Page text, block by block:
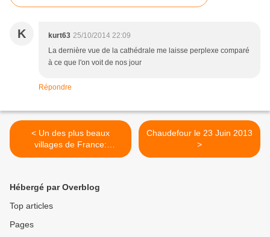
K kurt63 25/10/2014 22:09
La dernière vue de la cathédrale me laisse perplexe comparé
à ce que l'on voit de nos jour
Répondre
< Un des plus beaux
villages de France:
Lavaudieu
Chaudefour le 23 Juin 2013
>
Hébergé par Overblog
Top articles
Pages